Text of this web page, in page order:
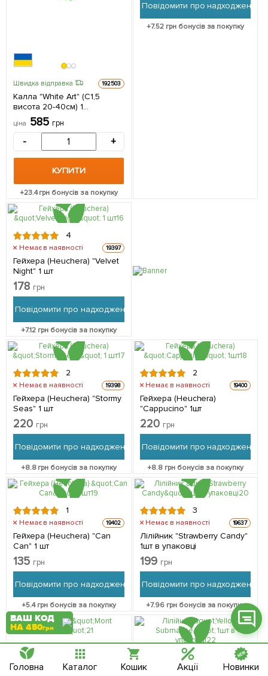
Швидка відправка 192503
Калла "White Art" (С1,5
висота 20-40см) 1
саджанець в упаковці
ціна 585 грн
- +
КУПИТИ
+23.4грн бонусів за покупку
Повідомити про надходження
+7.52грн бонусів за покупку
4
Немає в наявності 19397
Гейхера (Heuchera) "Velvet
Night" 1 шт
178 грн
Повідомити про надходження
+7.12 грн бонусів за покупку
2
Немає в наявності 19398
Гейхера (Heuchera) "Stormy
Seas" 1 шт
220 грн
Повідомити про надходження
+8.8грн бонусів за покупку
2
Немає в наявності 19400
Гейхера (Heuchera)
"Cappucino" 1шт
220 грн
Повідомити про надходження
+8.8 грн бонусів за покупку
1
Немає в наявності 19402
Гейхера (Heuchera) "Can
Can" 1 шт
135 грн
Повідомити про надходження
+5.4грн бонусів за покупку
3
Немає в наявності 19637
Лілійник "Strawberry Candy"
1шт в упаковці
199 грн
Повідомити про надходження
+7.96грн бонусів за покупку
3
Немає в наявності 20834
Фейсбук
Телеграм
Вайбер
Інстаграм
Онлайн чат
ВАШ КОД
НА 450грн
Головна Каталог Кошик Акції Новинки